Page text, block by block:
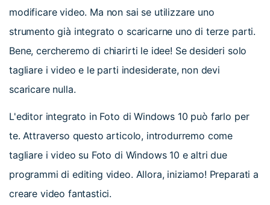
modificare video. Ma non sai se utilizzare uno
strumento già integrato o scaricarne uno di terze parti.
Bene, cercheremo di chiarirti le idee! Se desideri solo
tagliare i video e le parti indesiderate, non devi
scaricare nulla.
L'editor integrato in Foto di Windows 10 può farlo per
te. Attraverso questo articolo, introdurremo come
tagliare i video su Foto di Windows 10 e altri due
programmi di editing video. Allora, iniziamo! Preparati a
creare video fantastici.